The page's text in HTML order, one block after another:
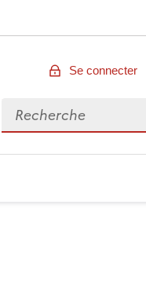
Se connecter
Rechercher des